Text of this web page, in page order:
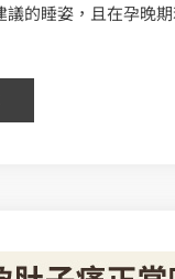
議的睡姿，且在孕晚